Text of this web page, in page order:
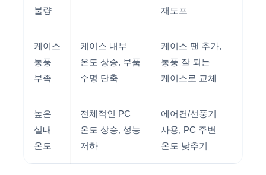
불량
재도포
케이스
통풍
부족
케이스 내부
온도 상승, 부품
수명 단축
케이스 팬 추가,
통풍 잘 되는
케이스로 교체
높은
실내
온도
전체적인 PC
온도 상승, 성능
저하
에어컨/선풍기
사용, PC 주변
온도 낮추기